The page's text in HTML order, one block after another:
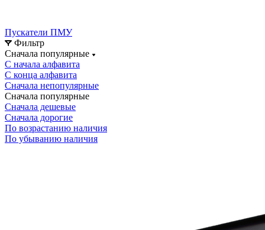
Пускатели ПМУ
Фильтр
Сначала популярные
С начала алфавита
С конца алфавита
Сначала непопулярные
Сначала популярные
Сначала дешевые
Сначала дорогие
По возрастанию наличия
По убыванию наличия